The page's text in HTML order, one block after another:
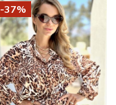
-37%